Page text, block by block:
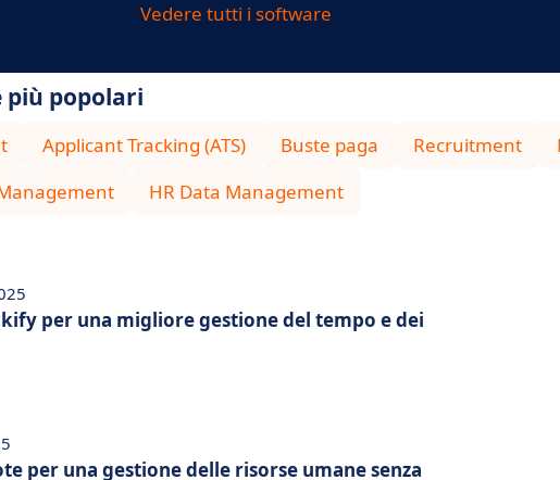
Vedere tutti i software
più popolari
Applicant Tracking (ATS) Buste paga Recruitment
HR Data Management
per una migliore gestione del tempo e dei
per una gestione delle risorse umane senza